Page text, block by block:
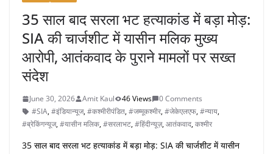
35 साल बाद सरला भट हत्याकांड में बड़ा मोड़:
SIA की चार्जशीट में यासीन मलिक मुख्य
आरोपी, आतंकवाद के पुराने मामलों पर सख्त
संदेश
June 30, 2026 Amit Kaul 46 Views
0 Comments
#SIA,#इंडियान्यूज,#कश्मीरीपंडित,#जम्मूकश्मीर,#जेकेएलएफ,#न्याय,
#ब्रेकिंगन्यूज,#यासीन मलिक,#सरलाभट,#हिंदीन्यूज़,आतंकवाद,कश्मीर
35 साल बाद सरला भट हत्याकांड में बड़ा मोड़: SIA की चार्जशीट में यासीन